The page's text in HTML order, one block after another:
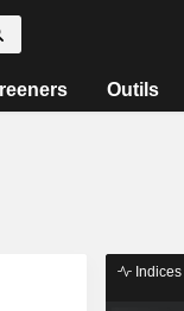
Outils
Indices